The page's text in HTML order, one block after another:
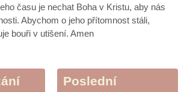
času je nechat Boha v Kristu, aby nás
Abychom o jeho přítomnost stáli,
bouři v utišení. Amen
Poslední